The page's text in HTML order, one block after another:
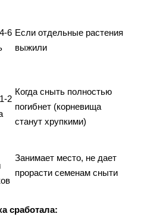
6 Если отдельные растения
выжили
2
Когда сныть полностью
погибнет (корневища
станут хрупкими)
Занимает место, не дает
прорасти семенам сныти
сработала: